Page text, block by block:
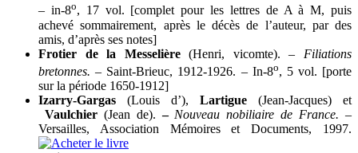
– in-8o, 17 vol. [complet pour les lettres de A à M, puis
achevé sommairement, après le décès de l’auteur, par des
amis, d’après ses notes]
Frotier de la Messelière(Henri, vicomte). – Filiations
bretonnes. – Saint-Brieuc, 1912-1926. – In-8o, 5 vol. [porte
sur la période 1650-1912]
Izarry-Gargas (Louis d’), Lartigue (Jean-Jacques) et
Vaulchier (Jean de). – Nouveau nobiliaire de France.–
Versailles, Association Mémoires et Documents, 1997.